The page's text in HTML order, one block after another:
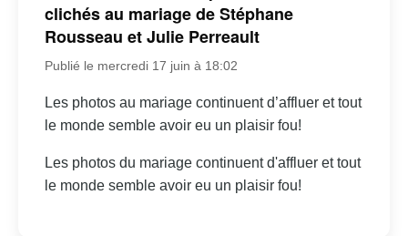
clichés au mariage de Stéphane
Rousseau et Julie Perreault
Publié le mercredi 17 juin à 18:02
Les photos au mariage continuent d’affluer et tout
le monde semble avoir eu un plaisir fou!
Les photos du mariage continuent d'affluer et tout
le monde semble avoir eu un plaisir fou!